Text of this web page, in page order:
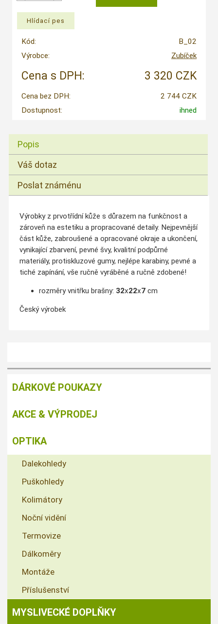
Kód:
B_02
Výrobce:
Zubíček
Cena s DPH: 3 320 CZK
Cena bez DPH:
2 744 CZK
Dostupnost:
ihned
Popis
Váš dotaz
Poslat známénu
Výrobky z prvotřídní kůže s důrazem na funkčnost a
zároveň na estetiku a propracované detaily. Nejpevnější
část kůže, zabroušené a opracované okraje a ukončení,
vynikající zbarvení, pevné švy, kvalitní podpůrné
materiály, protiskluzové gumy, nejlépe karabiny, pevné a
tiché zapínání, vše ručně vyráběné a ručně zdobené!
rozměry vnitřku brašny: 32x22x7cm
Český výrobek
DÁRKOVÉ POUKAZY
AKCE & VÝPRODEJ
OPTIKA
Dalekohledy
Puškohledy
Kolimátory
Noční vidění
Termovize
Dálkoměry
Montáže
Příslušenství
MYSLIVECKÉ DOPLŇKY